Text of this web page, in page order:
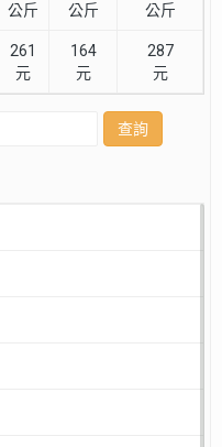
公斤
公斤
公斤
261
元
164
元
287
元
查詢